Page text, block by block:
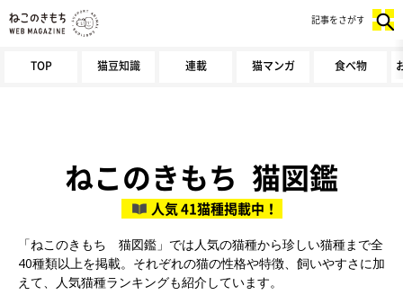
TOP 猫豆知識 連載 猫マンガ 食べ物
記事をさがす
ねこのきもち 猫図鑑
人気 41猫種掲載中！
「ねこのきもち 猫図鑑」では人気の猫種から珍しい猫種まで全
40種類以上を掲載。それぞれの猫の性格や特徴、飼いやすさに加
えて、人気猫種ランキングも紹介しています。